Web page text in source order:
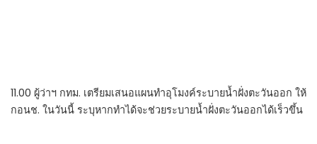
11.00 ผู้ว่าฯ กทม. เตรียมเสนอแผนทำอุโมงค์ระบายน้ำฝั่งตะวันออก ให้
กอนช. ในวันนี้ ระบุหากทำได้จะช่วยระบายน้ำฝั่งตะวันออกได้เร็วขึ้น